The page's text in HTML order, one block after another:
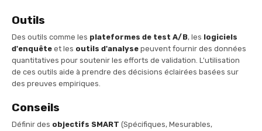
Outils
Des outils comme les plateformes de test A/B, les logiciels
d'enquête et les outils d'analyse peuvent fournir des données
quantitatives pour soutenir les efforts de validation. L'utilisation
de ces outils aide à prendre des décisions éclairées basées sur
des preuves empiriques.
Conseils
Définir des objectifs SMART (Spécifiques, Mesurables,